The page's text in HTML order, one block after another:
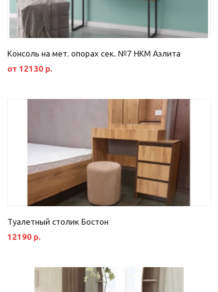
Консоль на мет. опорах сек. №7 НКМ Аэлита
от 12130 р.
Туалетный столик Бостон
12190 р.